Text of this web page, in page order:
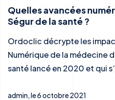
Quelles avancées
Ségur de la santé ?
Ordoclic décrypte les
Numérique de la médecine
santé lancé en 2020 et qui
admin, le 6 octobre 2021